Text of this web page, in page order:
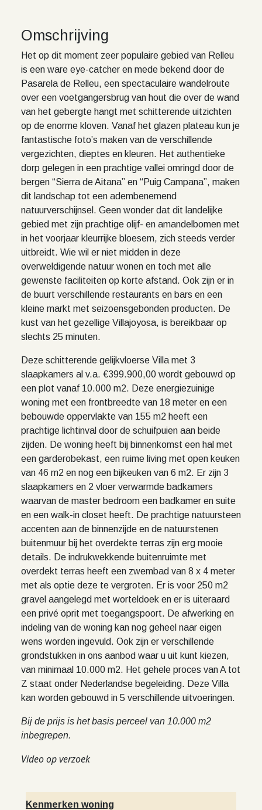
Omschrijving
Het op dit moment zeer populaire gebied van Relleu
is een ware eye-catcher en mede bekend door de
Pasarela de Relleu, een spectaculaire wandelroute
over een voetgangersbrug van hout die over de wand
van het gebergte hangt met schitterende uitzichten
op de enorme kloven. Vanaf het glazen plateau kun je
fantastische foto’s maken van de verschillende
vergezichten, dieptes en kleuren. Het authentieke
dorp gelegen in een prachtige vallei omringd door de
bergen “Sierra de Aitana” en “Puig Campana”, maken
dit landschap tot een adembenemend
natuurverschijnsel. Geen wonder dat dit landelijke
gebied met zijn prachtige olijf- en amandelbomen met
in het voorjaar kleurrijke bloesem, zich steeds verder
uitbreidt. Wie wil er niet midden in deze
overweldigende natuur wonen en toch met alle
gewenste faciliteiten op korte afstand. Ook zijn er in
de buurt verschillende restaurants en bars en een
kleine markt met seizoensgebonden producten. De
kust van het gezellige Villajoyosa, is bereikbaar op
slechts 25 minuten.
Deze schitterende gelijkvloerse Villa met 3
slaapkamers al v.a. €399.900,00 wordt gebouwd op
een plot vanaf 10.000 m2. Deze energiezuinige
woning met een frontbreedte van 18 meter en een
bebouwde oppervlakte van 155 m2 heeft een
prachtige lichtinval door de schuifpuien aan beide
zijden. De woning heeft bij binnenkomst een hal met
een garderobekast, een ruime living met open keuken
van 46 m2 en nog een bijkeuken van 6 m2. Er zijn 3
slaapkamers en 2 vloer verwarmde badkamers
waarvan de master bedroom een badkamer en suite
en een walk-in closet heeft. De prachtige natuursteen
accenten aan de binnenzijde en de natuurstenen
buitenmuur bij het overdekte terras zijn erg mooie
details. De indrukwekkende buitenruimte met
overdekt terras heeft een zwembad van 8 x 4 meter
met als optie deze te vergroten. Er is voor 250 m2
gravel aangelegd met worteldoek en er is uiteraard
een privé oprit met toegangspoort. De afwerking en
indeling van de woning kan nog geheel naar eigen
wens worden ingevuld. Ook zijn er verschillende
grondstukken in ons aanbod waar u uit kunt kiezen,
van minimaal 10.000 m2. Het gehele proces van A tot
Z staat onder Nederlandse begeleiding. Deze Villa
kan worden gebouwd in 5 verschillende uitvoeringen.
Bij de prijs is het basis perceel van 10.000 m2
inbegrepen.
Video op verzoek
Kenmerken woning